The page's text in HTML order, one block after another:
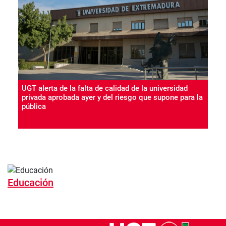
UGT alerta de la falta de calidad de la universidad
privada aprobada ayer y del riesgo que supone para la
pública
Educación